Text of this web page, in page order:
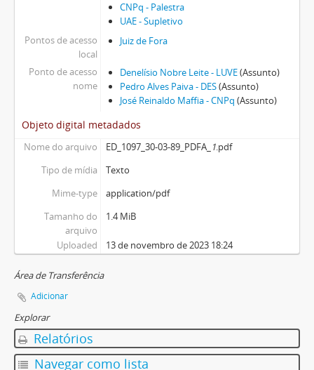
CNPq - Palestra
UAE - Supletivo
Pontos de acesso
local
Juiz de Fora
Ponto de acesso
nome
Denelísio Nobre Leite - LUVE(Assunto)
Pedro Alves Paiva - DES(Assunto)
José Reinaldo Maffia - CNPq (Assunto)
Objeto digital metadados
Nome do arquivo ED_1097_30-03-89_PDFA_ 1.pdf
Tipo de mídia
Texto
Mime-type
application/pdf
Tamanho do
arquivo
1.4 MiB
Uploaded 13 de novembro de 2023 18:24
Área de Transferência
Adicionar
Explorar
Relatórios
Navegar como lista